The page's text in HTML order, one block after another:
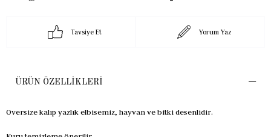
Tavsiye Et Yorum Yaz
ÜRÜN ÖZELLIKLERI
Oversize kalıp yazlık elbisemiz, hayvan ve bitki desenlidir.